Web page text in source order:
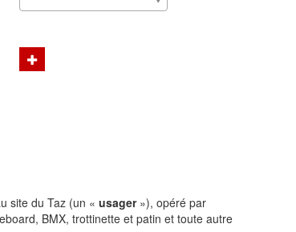
site du Taz (un « usager »), opéré par
BMX, trottinette et patin et toute autre